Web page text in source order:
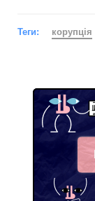
Теги: корупція